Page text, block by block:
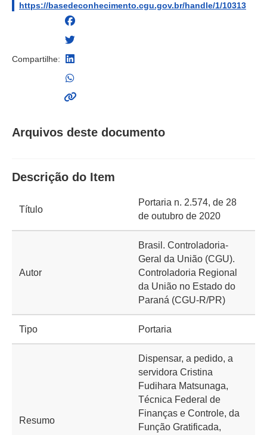
https://basedeconhecimento.cgu.gov.br/handle/1/10313
Compartilhe:
Arquivos deste documento
Descrição do Item
Título
Portaria n. 2.574, de 28
de outubro de 2020
Autor
Brasil. Controladoria-
Geral da União (CGU).
Controladoria Regional
da União no Estado do
Paraná (CGU-R/PR)
Tipo Portaria
Resumo
Dispensar, a pedido, a
servidora Cristina
Fudihara Matsunaga,
Técnica Federal de
Finanças e Controle, da
Função Gratificada,